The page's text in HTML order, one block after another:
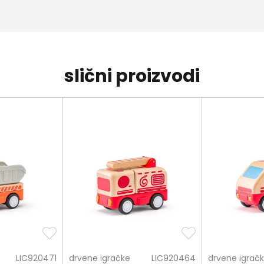
slični proizvodi
LIC920471 drvene igračke LIC920464 drvene